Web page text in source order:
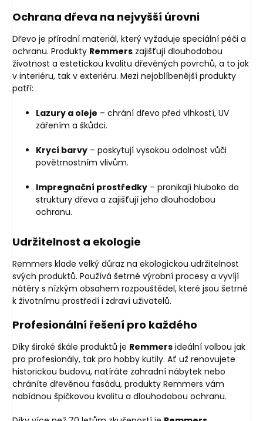
Ochrana dřeva na nejvyšší úrovni
Dřevo je přírodní materiál, který vyžaduje speciální péči a
ochranu. Produkty Remmers zajišťují dlouhodobou
životnost a estetickou kvalitu dřevěných povrchů, a to jak
v interiéru, tak v exteriéru. Mezi nejoblíbenější produkty
patří:
Lazury a oleje – chrání dřevo před vlhkostí, UV
zářením a škůdci.
Krycí barvy – poskytují vysokou odolnost vůči
povětrnostním vlivům.
Impregnační prostředky – pronikají hluboko do
struktury dřeva a zajišťují jeho dlouhodobou
ochranu.
Udržitelnost a ekologie
Remmers klade velký důraz na ekologickou udržitelnost
svých produktů. Používá šetrné výrobní procesy a vyvíjí
nátěry s nízkým obsahem rozpouštědel, které jsou šetrné
k životnímu prostředí i zdraví uživatelů.
Profesionální řešení pro každého
Díky široké škále produktů je Remmers ideální volbou jak
pro profesionály, tak pro hobby kutily. Ať už renovujete
historickou budovu, natíráte zahradní nábytek nebo
chráníte dřevěnou fasádu, produkty Remmers vám
nabídnou špičkovou kvalitu a dlouhodobou ochranu.